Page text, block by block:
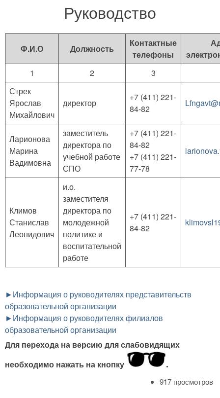
Руководство
Ф.И.О Должность
Контактные
телефоны
1
2
3
Стрек
Ярослав
Михайлович
директор
+7 (411) 221-
84-82
Ларионова
Марина
Вадимовна
заместитель
директора по
учебной работе
СПО
+7 (411) 221-
84-82
+7 (411) 221-
77-78
Климов
Станислав
Леонидович
и.о.
заместителя
директора по
молодежной
политике и
воспитательной
работе
+7 (411) 221-
84-82
►Информация о руководителях представительств
образовательной организации
►Информация о руководителях филиалов
образовательной организации
Для перехода на версию для слабовидящих
необходимо нажать на кнопку
.
917 просмотров